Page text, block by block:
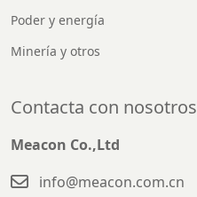
Poder y energía
Minería y otros
Contacta con nosotros
Meacon Co.,Ltd
info@meacon.com.cn